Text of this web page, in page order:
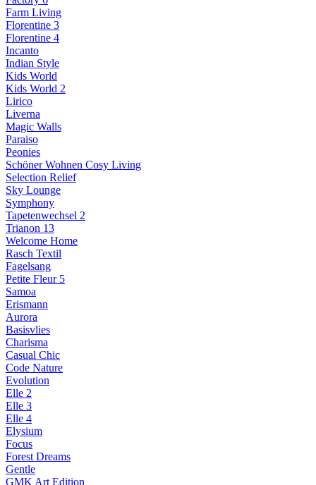
Farm Living
Florentine 3
Florentine 4
Incanto
Indian Style
Kids World
Kids World 2
Lirico
Liverna
Magic Walls
Paraiso
Peonies
Schöner Wohnen Cosy Living
Selection Relief
Sky Lounge
Symphony
Tapetenwechsel 2
Trianon 13
Welcome Home
Rasch Textil
Fagelsang
Petite Fleur 5
Samoa
Erismann
Aurora
Basisvlies
Charisma
Casual Chic
Code Nature
Evolution
Elle 2
Elle 3
Elle 4
Elysium
Focus
Forest Dreams
Gentle
GMK Art Edition